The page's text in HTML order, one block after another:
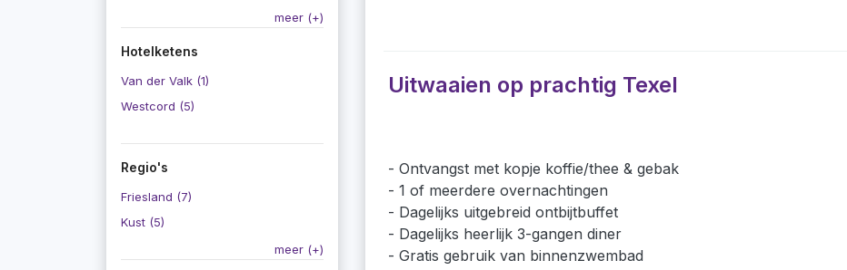
meer (+)
Hotelketens
Van der Valk (1)
Westcord (5)
Regio's
Friesland (7)
Kust (5)
meer (+)
Uitwaaien op prachtig Texel
Ontvangst met kopje koffie/thee & gebak
1 of meerdere overnachtingen
Dagelijks uitgebreid ontbijtbuffet
Dagelijks heerlijk 3-gangen diner
Gratis gebruik van binnenzwembad